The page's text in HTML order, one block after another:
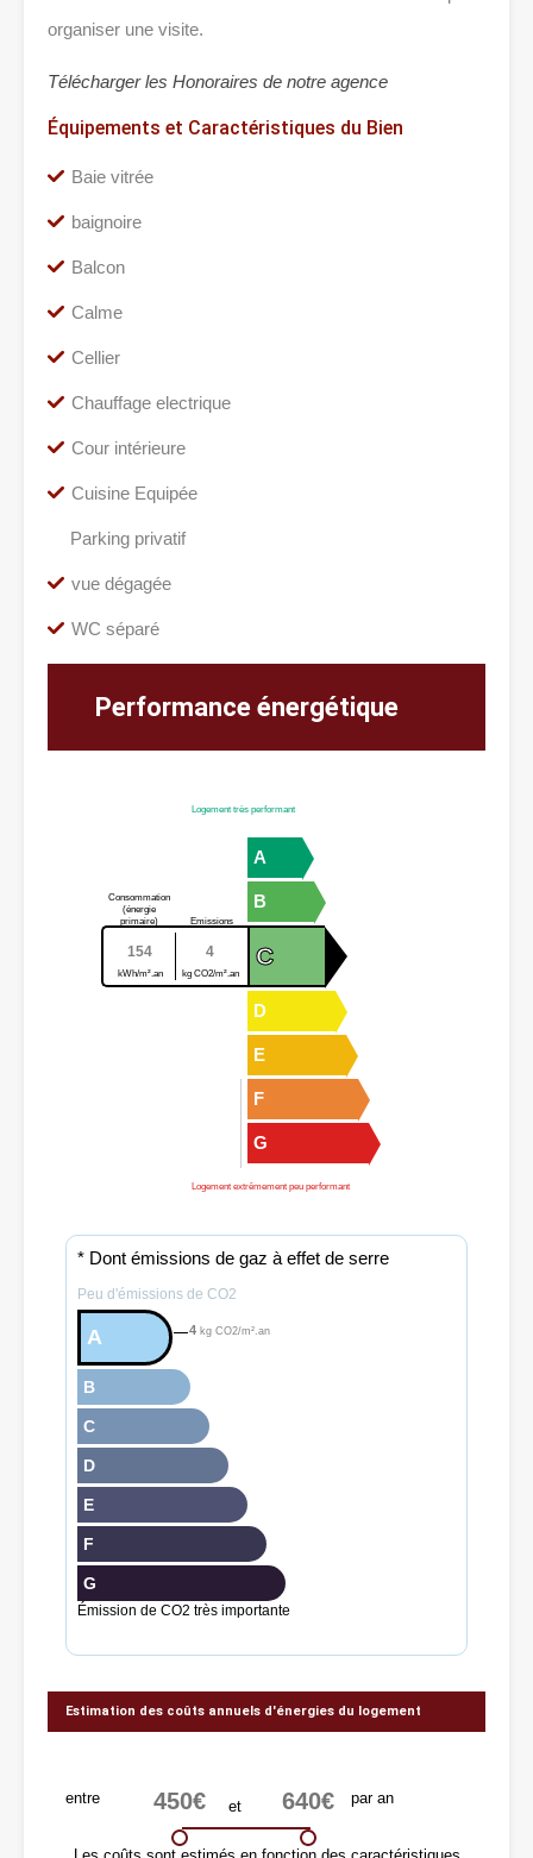
organiser une visite.
Télécharger les Honoraires de notre agence
Équipements et Caractéristiques du Bien
Baie vitrée
baignoire
Balcon
Calme
Cellier
Chauffage electrique
Cour intérieure
Cuisine Equipée
Parking privatif
vue dégagée
WC séparé
Performance énergétique
Logement très performant
A
B
Consommation
(énergie
primaire)
Emissions
154
kWh/m².an
4
kg CO2/m².an
C
D
E
F
G
Logement extrêmement peu performant
* Dont émissions de gaz à effet de serre
Peu d'émissions de CO2
A 4kg CO2/m².an
B
C
D
E
F
G
Émission de CO2 très importante
Estimation des coûts annuels d'énergies du logement
entre et par an